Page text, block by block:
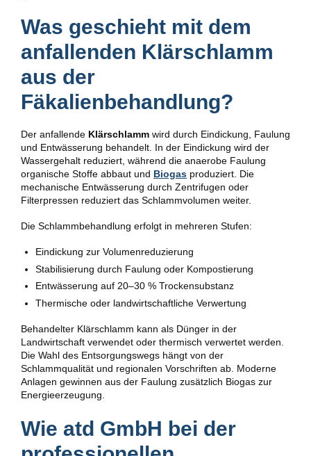
Was geschieht mit dem
anfallenden Klärschlamm
aus der
Fäkalienbehandlung?
Der anfallende Klärschlamm wird durch Eindickung, Faulung
und Entwässerung behandelt. In der Eindickung wird der
Wassergehalt reduziert, während die anaerobe Faulung
organische Stoffe abbaut und Biogas produziert. Die
mechanische Entwässerung durch Zentrifugen oder
Filterpressen reduziert das Schlammvolumen weiter.
Die Schlammbehandlung erfolgt in mehreren Stufen:
Eindickung zur Volumenreduzierung
Stabilisierung durch Faulung oder Kompostierung
Entwässerung auf 20–30 % Trockensubstanz
Thermische oder landwirtschaftliche Verwertung
Behandelter Klärschlamm kann als Dünger in der
Landwirtschaft verwendet oder thermisch verwertet werden.
Die Wahl des Entsorgungswegs hängt von der
Schlammqualität und regionalen Vorschriften ab. Moderne
Anlagen gewinnen aus der Faulung zusätzlich Biogas zur
Energieerzeugung.
Wie atd GmbH bei der